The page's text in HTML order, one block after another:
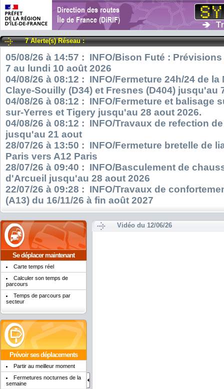
7 Alerte(s) Réseau :
05/08/26 à 14:57 : INFO/Bison Futé :
7 au lundi 10 août 2026
04/08/26 à 08:12 : INFO/Fermeture 24h/24 de
Claye-Souilly (D34) et Fresnes (D404) jusqu'au
04/08/26 à 08:12 : INFO/Fermeture et balisage
sur-Yerres et Tigery jusqu'au 28 aout 2026.
04/08/26 à 08:12 : INFO/Travaux de refection
jusqu'au 21 aout
28/07/26 à 13:50 : INFO/Fermeture bretelle de
Paris vers A12 Paris
28/07/26 à 09:40 : INFO/Basculement de
d'Arcueil jusqu'au 28 aout 2026
22/07/26 à 09:28 : INFO/Travaux de
(A13) du 16/11/26 à fin août 2027
Se déplacer maintenant
Carte temps réel
Calculer son temps de
parcours
Temps de parcours par
secteur
Prévoir ses déplacements
Partir au meilleur moment
Fermetures nocturnes de la
semaine
Vidéo du 12/06/26